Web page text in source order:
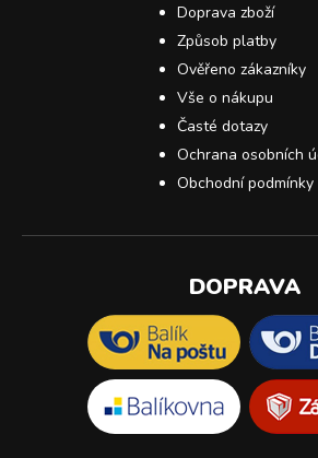
Doprava zboží
Způsob platby
Ověřeno zákazníky
Vše o nákupu
Časté dotazy
Ochrana osobních
Obchodní podmínky
DOPRAVA